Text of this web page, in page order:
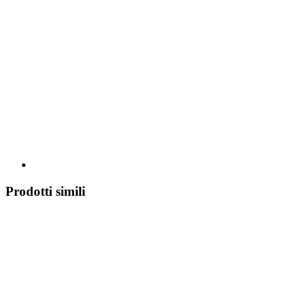
Prodotti simili